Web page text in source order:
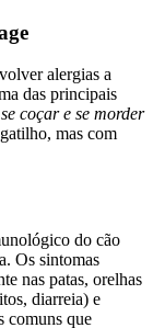
alergias a
das principais
coçar e se morder
mas com
do cão
Os sintomas
nas patas, orelhas
diarreia) e
comuns que